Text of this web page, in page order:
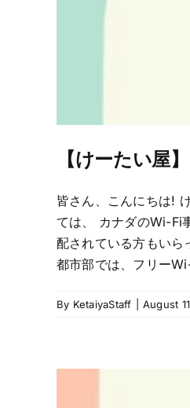
【けーたい屋
皆さん、こんにちは!
ては、 カナダのWi-Fi
配されている方もいら
都市部では、フリー
By KetaiyaStaff August